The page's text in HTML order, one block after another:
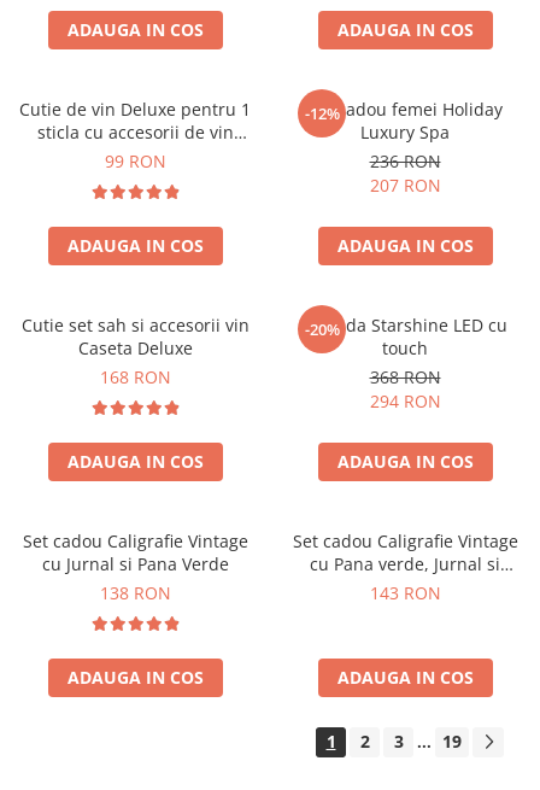
ADAUGA IN COS ADAUGA IN COS
Cutie de vin Deluxe pentru 1
sticla cu accesorii de vin
incluse piele ecologica de
99 RON
ADAUGA IN COS
-12%
Set cadou femei Holiday
Luxury Spa
236 RON
207 RON
ADAUGA IN COS
Cutie set sah si accesorii vin
Caseta Deluxe
168 RON
ADAUGA IN COS
-20%
Oglinda Starshine LED cu
touch
368 RON
294 RON
ADAUGA IN COS
Set cadou Caligrafie Vintage
cu Jurnal si Pana Verde
138 RON
ADAUGA IN COS
Set cadou Caligrafie Vintage
cu Pana verde, Jurnal si
Suport pentru stilou, 9 piese
143 RON
ADAUGA IN COS
1 2 3 ... 19